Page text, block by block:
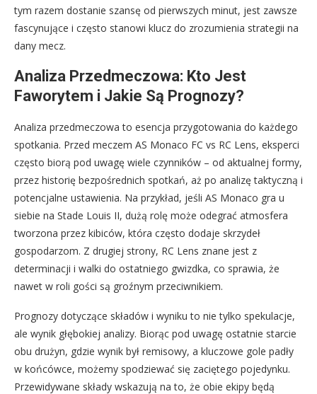
tym razem dostanie szansę od pierwszych minut, jest zawsze
fascynujące i często stanowi klucz do zrozumienia strategii na
dany mecz.
Analiza Przedmeczowa: Kto Jest
Faworytem i Jakie Są Prognozy?
Analiza przedmeczowa to esencja przygotowania do każdego
spotkania. Przed meczem AS Monaco FC vs RC Lens, eksperci
często biorą pod uwagę wiele czynników – od aktualnej formy,
przez historię bezpośrednich spotkań, aż po analizę taktyczną i
potencjalne ustawienia. Na przykład, jeśli AS Monaco gra u
siebie na Stade Louis II, dużą rolę może odegrać atmosfera
tworzona przez kibiców, która często dodaje skrzydeł
gospodarzom. Z drugiej strony, RC Lens znane jest z
determinacji i walki do ostatniego gwizdka, co sprawia, że
nawet w roli gości są groźnym przeciwnikiem.
Prognozy dotyczące składów i wyniku to nie tylko spekulacje,
ale wynik głębokiej analizy. Biorąc pod uwagę ostatnie starcie
obu drużyn, gdzie wynik był remisowy, a kluczowe gole padły
w końcówce, możemy spodziewać się zaciętego pojedynku.
Przewidywane składy wskazują na to, że obie ekipy będą